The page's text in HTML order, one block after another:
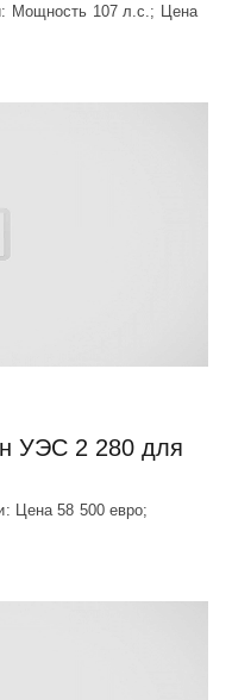
Мощность 107 л.c.; Цена
УЭC 2 280 для
Цена 58 500 евро;